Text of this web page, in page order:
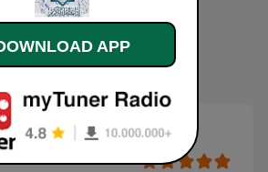
إذاعة القرآن
APP